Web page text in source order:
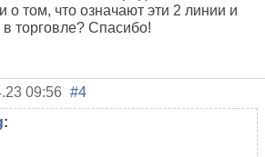
том, что означают эти 2 линии и
в торговле? Спасибо!
09:56 #4
: